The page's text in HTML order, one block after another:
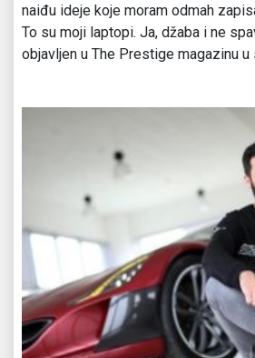
naiđu ideje koje moram odmah
To su moji laptopi. Ja, džaba i ne
objavljen u The Prestige magazinu u